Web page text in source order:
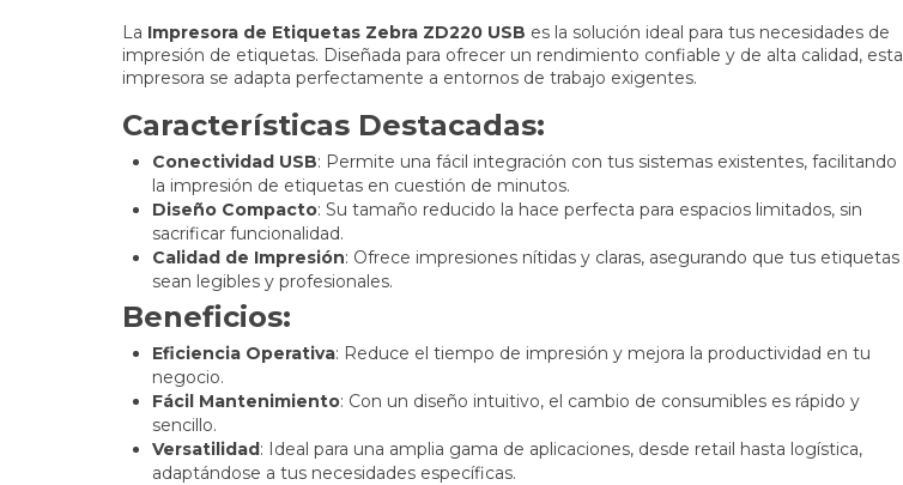
La Impresora de Etiquetas Zebra ZD220 USB es la solución ideal para tus necesidades de
impresión de etiquetas. Diseñada para ofrecer un rendimiento confiable y de alta calidad, esta
impresora se adapta perfectamente a entornos de trabajo exigentes.
Características Destacadas:
Conectividad USB: Permite una fácil integración con tus sistemas existentes, facilitando
la impresión de etiquetas en cuestión de minutos.
Diseño Compacto: Su tamaño reducido la hace perfecta para espacios limitados, sin
sacrificar funcionalidad.
Calidad de Impresión: Ofrece impresiones nítidas y claras, asegurando que tus etiquetas
sean legibles y profesionales.
Beneficios:
Eficiencia Operativa: Reduce el tiempo de impresión y mejora la productividad en tu
negocio.
Fácil Mantenimiento: Con un diseño intuitivo, el cambio de consumibles es rápido y
sencillo.
Versatilidad: Ideal para una amplia gama de aplicaciones, desde retail hasta logística,
adaptándose a tus necesidades específicas.